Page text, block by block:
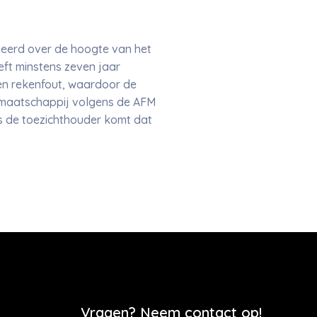
over de hoogte van het
minstens zeven jaar
rekenfout, waardoor de
volgens de AFM
de toezichthouder komt dat
Vragen? Neem contact op!